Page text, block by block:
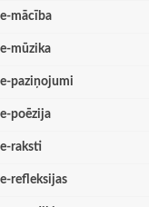
e-mācība
e-mūzika
e-paziņojumi
e-poēzija
e-raksti
e-refleksijas